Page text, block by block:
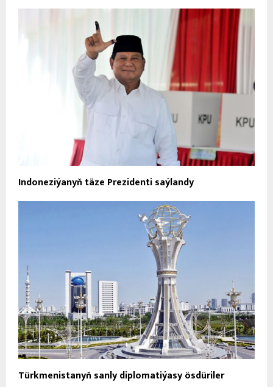
Indoneziýanyň täze Prezidenti saýlandy
Türkmenistanyň sanly diplomatiýasy ösdüriler